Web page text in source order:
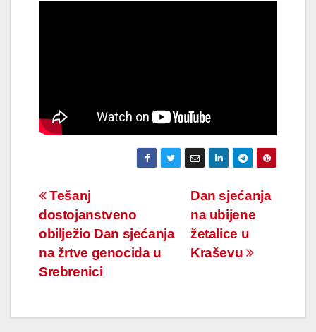
Navigacija
članaka
Dan sjećanja
na ubijene
žetalice u
Kraševu
Tešanj
dostojanstveno
obilježio Dan sjećanja
na žrtve genocida u
Srebrenici